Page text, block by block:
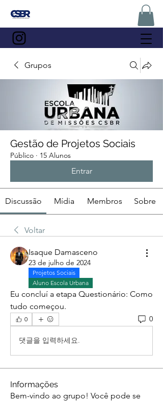
Grupos
Gestão de Projetos Sociais
Público · 15 Alunos
Entrar
Discussão Mídia Membros Sobre
Voltar
Isaque Damasceno
23 de julho de 2024
Projetos Sociais
Aluno Escola Urbana
Eu concluí a etapa Questionário: Como
tudo começou.
0 0
댓글을 입력하세요.
Informações
Bem-vindo ao grupo! Você pode se